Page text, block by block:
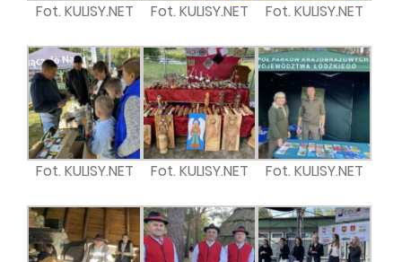
Fot. KULISY.NET Fot. KULISY.NET Fot. KULISY.NET
Fot. KULISY.NET Fot. KULISY.NET Fot. KULISY.NET